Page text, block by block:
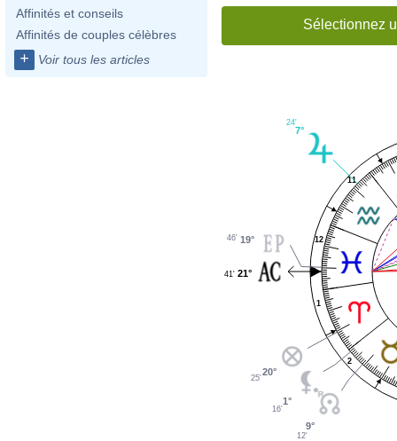
Affinités et conseils
Affinités de couples célèbres
+ Voir tous les articles
Sélectionnez
1
2
11
12
7°
24'
19°
46'
21°
41'
20°
25'
1°
16'
9°
12'